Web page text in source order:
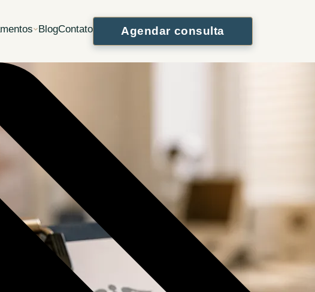
BlogContato Agendar consulta